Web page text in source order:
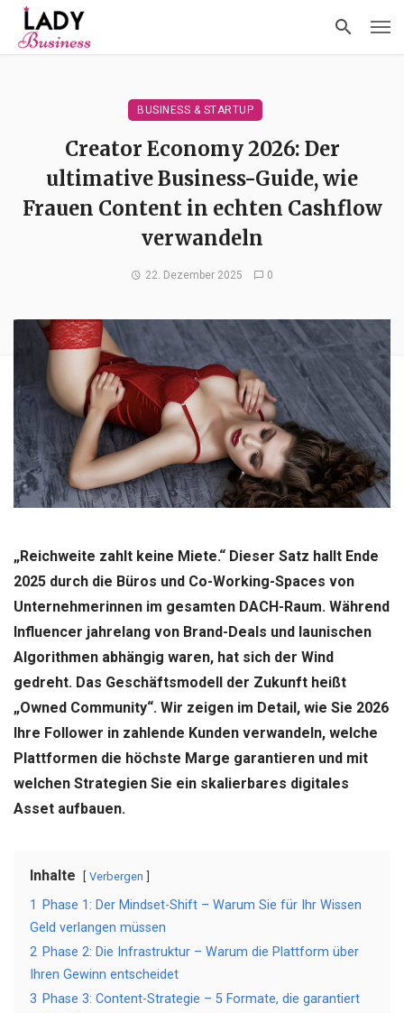
BUSINESS & STARTUP
Creator Economy 2026: Der
ultimative Business-Guide, wie
Frauen Content in echten Cashflow
verwandeln
22. Dezember 2025 0
„Reichweite zahlt keine Miete.“ Dieser Satz hallt Ende
2025 durch die Büros und Co-Working-Spaces von
Unternehmerinnen im gesamten DACH-Raum. Während
Influencer jahrelang von Brand-Deals und launischen
Algorithmen abhängig waren, hat sich der Wind
gedreht. Das Geschäftsmodell der Zukunft heißt
„Owned Community“. Wir zeigen im Detail, wie Sie 2026
Ihre Follower in zahlende Kunden verwandeln, welche
Plattformen die höchste Marge garantieren und mit
welchen Strategien Sie ein skalierbares digitales
Asset aufbauen.
Inhalte Verbergen
1
Phase 1: Der Mindset-Shift – Warum Sie für Ihr Wissen
Geld verlangen müssen
2 Phase 2: Die Infrastruktur – Warum die Plattform über
Ihren Gewinn entscheidet
3 Phase 3: Content-Strategie – 5 Formate, die garantiert